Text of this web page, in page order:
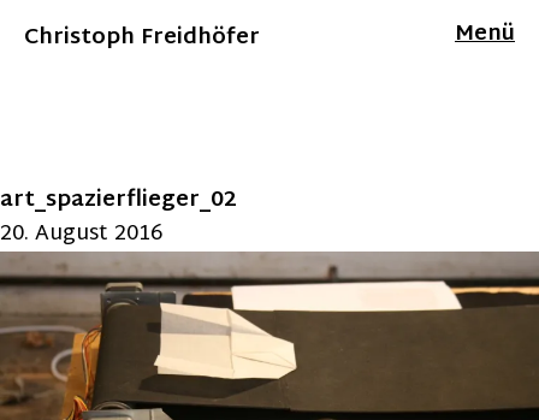
Christoph Freidhöfer Menü
art_spazierflieger_02
20. August 2016